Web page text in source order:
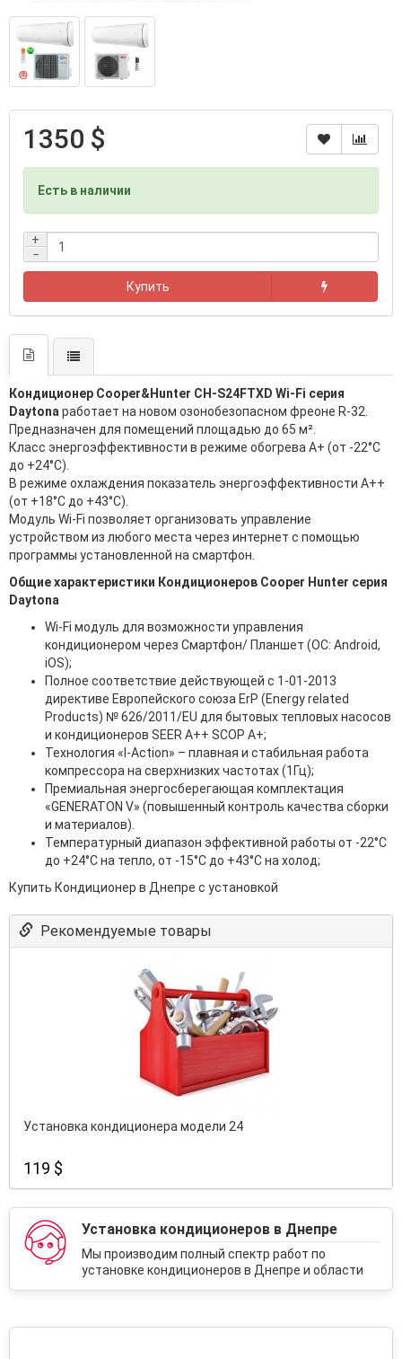
1350 $
Есть в наличии
+
−
Купить
Кондиционер Cooper&Hunter CH-S24FTXD Wi-Fi серия
Daytona работает на новом озонобезопасном фреоне R-32.
Предназначен для помещений площадью до 65 м².
Класс энергоэффективности в режиме обогрева А+ (от -22°С
до +24°С).
В режиме охлаждения показатель энергоэффективности A++
(от +18°С до +43°С).
Модуль Wi-Fi позволяет организовать управление
устройством из любого места через интернет с помощью
программы установленной на смартфон.
Общие характеристики Кондиционеров Cooper Hunter серия
Daytona
Wi-Fi модуль для возможности управления
кондиционером через Смартфон/ Планшет (ОС: Android,
iOS);
Полное соответствие действующей c 1-01-2013
директиве Европейского союза ErP (Energy related
Products) № 626/2011/EU для бытовых тепловых насосов
и кондиционеров SEER A++ SCOP A+;
Технология «I-Action» – плавная и стабильная работа
компрессора на сверхнизких частотах (1Гц);
Премиальная энергосберегающая комплектация
«GENERATON V» (повышенный контроль качества сборки
и материалов).
Температурный диапазон эффективной работы от -22°C
до +24°C на тепло, от -15°C до +43°C на холод;
Купить Кондиционер в Днепре с установкой
Рекомендуемые товары
Установка кондиционера модели 24
119 $
Установка кондиционеров в Днепре
Мы производим полный спектр работ по
установке кондиционеров в Днепре и области